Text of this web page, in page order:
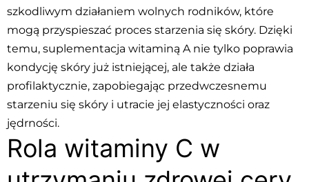
szkodliwym działaniem wolnych rodników, które
mogą przyspieszać proces starzenia się skóry. Dzięki
temu, suplementacja witaminą A nie tylko poprawia
kondycję skóry już istniejącej, ale także działa
profilaktycznie, zapobiegając przedwczesnemu
starzeniu się skóry i utracie jej elastyczności oraz
jędrności.
Rola witaminy C w